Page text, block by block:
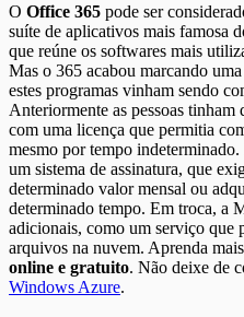
O Office 365 pode ser
suíte de aplicativos mais famosa
que reúne os softwares mais
Mas o 365 acabou marcando
estes programas vinham sendo
Anteriormente as pessoas tinham
com uma licença que permitia
mesmo por tempo
um sistema de assinatura, que
determinado valor mensal ou
determinado tempo. Em troca, a
adicionais, como um serviço que
arquivos na nuvem. Aprenda
online e gratuito. Não deixe de
Windows Azure.